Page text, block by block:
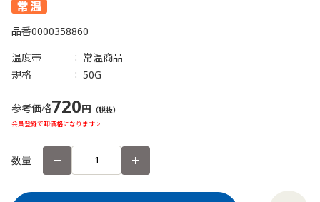
品番0000358860
温度帯
常温商品
規格
50G
参考価格720円 （税抜）
会員登録で卸価格になります >
数量